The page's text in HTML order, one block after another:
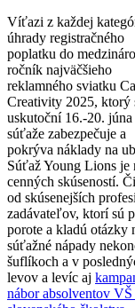
Víťazi z každej
úhrady registračného
poplatku do
ročník najväčšieho
reklamného sviatku
Creativity 2025, ktorý
uskutoční 16.-20.
súťaže zabezpečuje a
pokrýva náklady na
Súťaž Young Lions je
cenných skúseností.
od skúsenejších
zadávateľov, ktorí sú
porote a kladú otázky
súťažné nápady
šuflíkoch a v
levov a levíc aj
nábor absolventov